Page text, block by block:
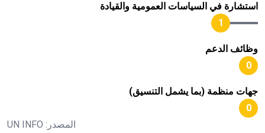
استشارة في السياسات العمومية والقيادة
1
وظائف الدعم
0
جهات منظمة (بما يشمل التنسيق)
0
المصدر: UN INFO